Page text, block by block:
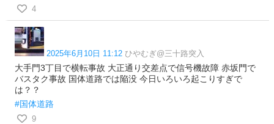
4
2025年6月10日 11:12 ひやむぎ@三十路突入
大手門3丁目で横転事故 大正通り交差点で信号機故障 赤坂門で
バスタク事故 国体道路では陥没 今日いろいろ起こりすぎで
は？？
#国体道路
9